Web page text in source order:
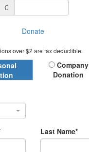
€
Donate
over $2 are tax deductible.
Company
Donation
Last Name*